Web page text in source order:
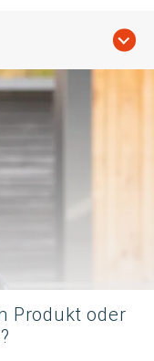
Produkt oder